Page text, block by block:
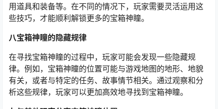
用道具和装备等。在不同的情况下，玩家需要灵活运用这
些技巧，才能顺利解锁更多的宝箱神瞳。
八宝箱神瞳的隐藏规律
在寻找宝箱神瞳的过程中，玩家可能会发现一些隐藏规
律。例如，宝箱神瞳的位置可能与游戏地图的地形、地貌
有关，或者与特定的任务、故事情节相关。通过观察和分
析这些规律，玩家可以更加高效地寻找到宝箱神瞳。